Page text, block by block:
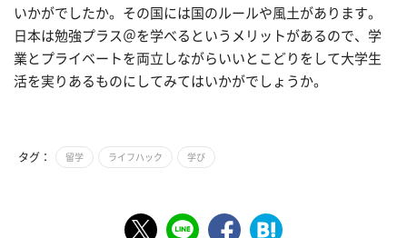
いかがでしたか。その国には国のルールや風土があります。
日本は勉強プラス＠を学べるというメリットがあるので、学
業とプライベートを両立しながらいいとこどりをして大学生
活を実りあるものにしてみてはいかがでしょうか。
タグ： 留学 ライフハック 学び